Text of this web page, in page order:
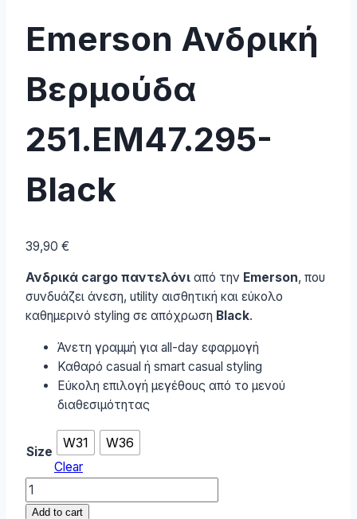
Emerson Ανδρική
Βερμούδα
251.EM47.295-
Black
39,90 €
Ανδρικά cargo παντελόνι από την Emerson, που
συνδυάζει άνεση, utility αισθητική και εύκολο
καθημερινό styling σε απόχρωση Black.
Άνετη γραμμή για all-day εφαρμογή
Καθαρό casual ή smart casual styling
Εύκολη επιλογή μεγέθους από το μενού
διαθεσιμότητας
Size
W31 W36
Clear
Emerson
Ανδρική
Add to cart